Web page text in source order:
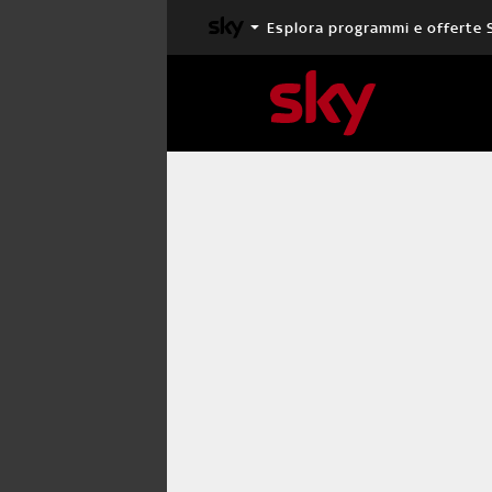
Esplora programmi e offerte